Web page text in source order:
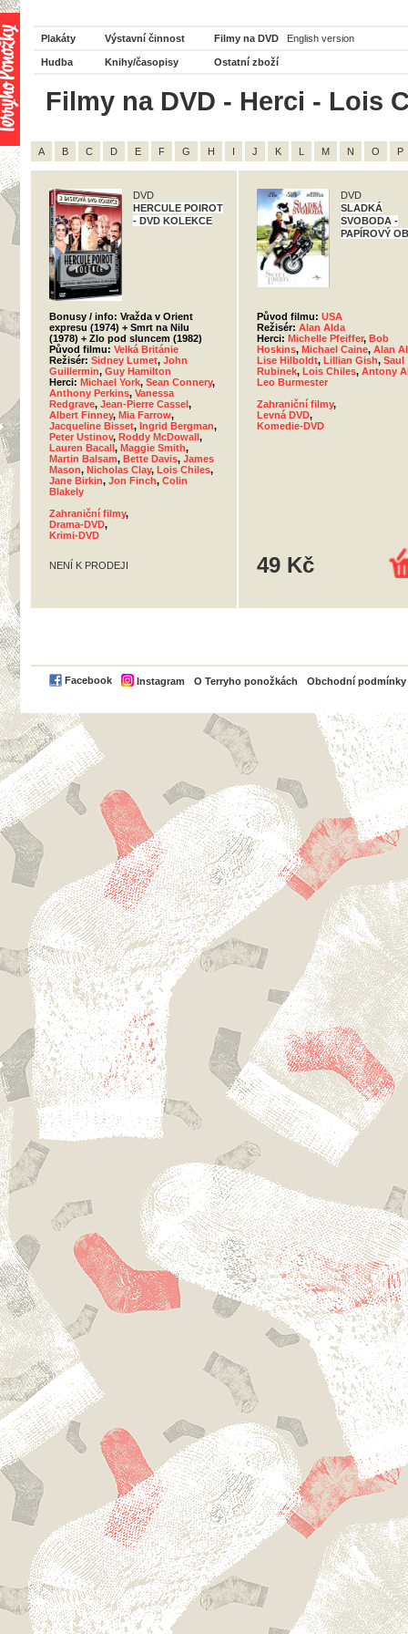
Plakáty Výstavní činnost Filmy na DVD English version
Hudba Knihy/časopisy Ostatní zboží
Filmy na DVD - Herci - Lois
A B C D E F G H I J K L M N O P
DVD
HERCULE POIROT
- DVD KOLEKCE
Bonusy / info: Vražda v Orient
expresu (1974) + Smrt na Nilu
(1978) + Zlo pod sluncem (1982)
Původ filmu: Velká Británie
Režisér: Sidney Lumet, John
Guillermin, Guy Hamilton
Herci: Michael York, Sean Connery,
Anthony Perkins, Vanessa
Redgrave, Jean-Pierre Cassel,
Albert Finney, Mia Farrow,
Jacqueline Bisset, Ingrid Bergman,
Peter Ustinov, Roddy McDowall,
Lauren Bacall, Maggie Smith,
Martin Balsam, Bette Davis, James
Mason, Nicholas Clay, Lois Chiles,
Jane Birkin, Jon Finch, Colin
Blakely
Zahraniční filmy,
Drama-DVD,
Krimi-DVD
NENÍ K PRODEJI
DVD
SLADKÁ
SVOBODA -
PAPÍROVÝ
Původ filmu: USA
Režisér: Alan Alda
Herci: Michelle Pfeiffer, Bob
Hoskins, Michael Caine, Alan
Lise Hilboldt, Lillian Gish, Saul
Rubinek, Lois Chiles, Antony
Leo Burmester
Zahraniční filmy,
Levná DVD,
Komedie-DVD
49 Kč
Facebook Instagram O Terryho ponožkách Obchodní podmínky
PayPal